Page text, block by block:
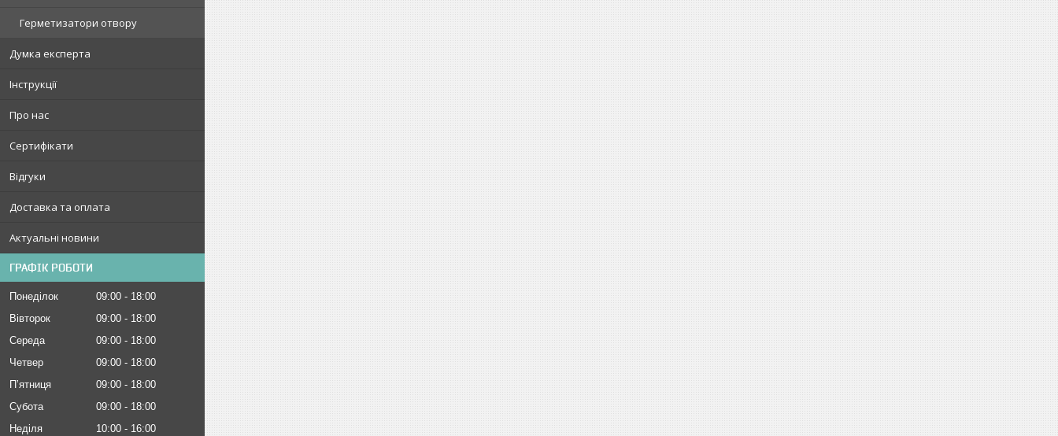
Герметизатори отвору
Думка експерта
Інструкції
Про нас
Сертифікати
Відгуки
Доставка та оплата
Актуальні новини
ГРАФІК РОБОТИ
Понеділок 09:00
18:00
Вівторок
09:00
18:00
Середа
09:00
18:00
Четвер
09:00
18:00
Пʼятниця
09:00
18:00
Субота
09:00
18:00
Неділя
10:00 16:00